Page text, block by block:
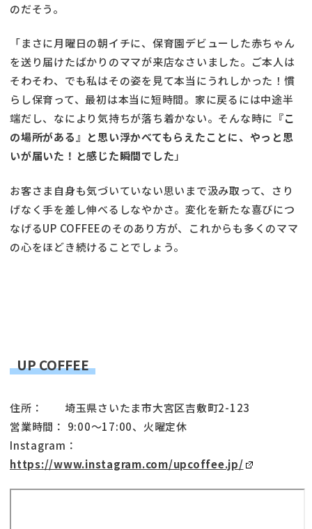
のだそう。
「まさに月曜日の朝イチに、保育園デビューした赤ちゃん
を送り届けたばかりのママが来店なさいました。ご本人は
そわそわ、でも私はその姿を見て本当にうれしかった！慣
らし保育って、最初は本当に短時間。家に戻るには中途半
端だし、なにより気持ちが落ち着かない。そんな時に 『こ
の場所がある』と思い浮かべてもらえたことに、やっと思
いが届いた！と感じた瞬間でした 」
お客さま自身も気づいていない思いまで汲み取って、さり
げなく手を差し伸べるしなやかさ。変化を新たな喜びにつ
なげるUP COFFEEのそのあり方が、これからも多くのママ
の心をほどき続けることでしょう。
UP COFFEE
住所： 埼玉県さいたま市大宮区吉敷町2-123
営業時間： 9:00～17:00、火曜定休
Instagram：
https://www.instagram.com/upcoffee.jp/